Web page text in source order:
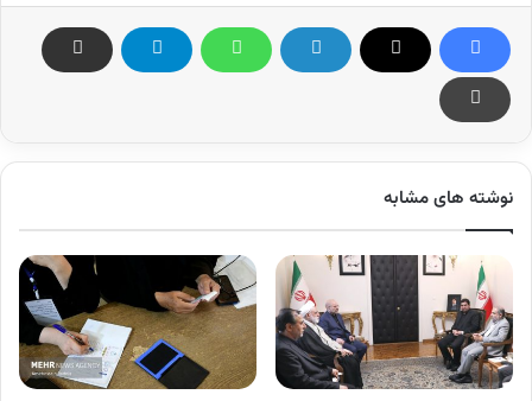
نوشته های مشابه